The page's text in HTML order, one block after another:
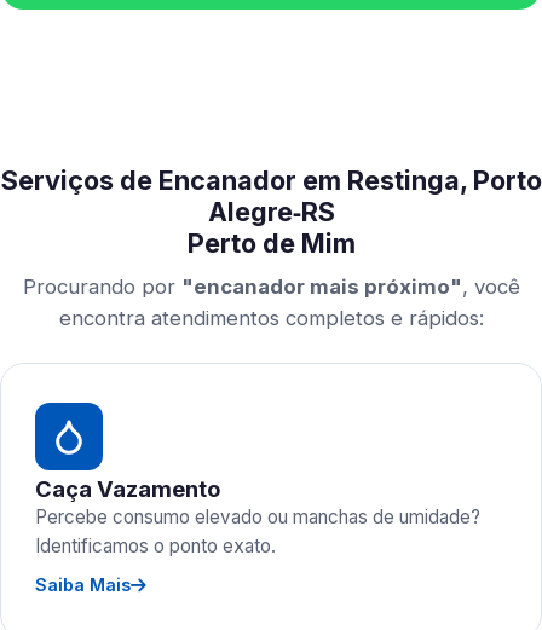
Serviços de Encanador em Restinga, Porto
Alegre‑RS
Perto de Mim
Procurando por "encanador mais próximo", você
encontra atendimentos completos e rápidos:
Caça Vazamento
Percebe consumo elevado ou manchas de umidade?
Identificamos o ponto exato.
Saiba Mais